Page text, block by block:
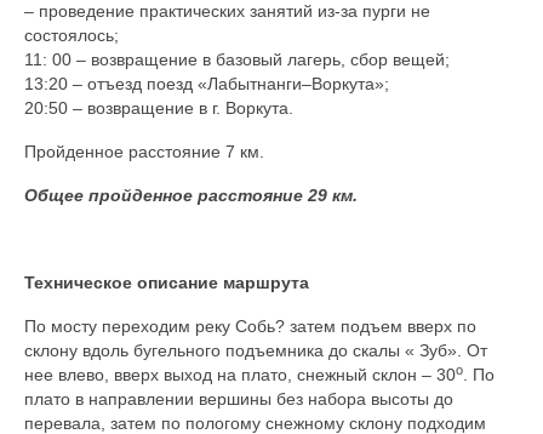
– проведение практических занятий из-за пурги не
состоялось;
11: 00 – возвращение в базовый лагерь, сбор вещей;
13:20 – отъезд поезд «Лабытнанги–Воркута»;
20:50 – возвращение в г. Воркута.
Пройденное расстояние 7 км.
Общее пройденное расстояние 29 км.
Техническое описание маршрута
По мосту переходим реку Собь? затем подъем вверх по
склону вдоль бугельного подъемника до скалы « Зуб». От
нее влево, вверх выход на плато, снежный склон – 30о
. По
плато в направлении вершины без набора высоты до
перевала, затем по пологому снежному склону подходим